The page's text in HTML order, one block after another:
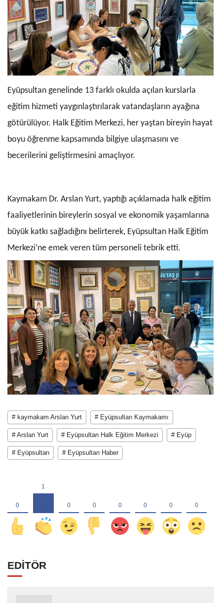
Eyüpsultan genelinde 13 farklı okulda açılan kurslarla
eğitim hizmeti yaygınlaştırılarak vatandaşların ayağına
götürülüyor. Halk Eğitim Merkezi, her yaştan bireyin hayat
boyu öğrenme kapsamında bilgiye ulaşmasını ve
becerilerini geliştirmesini amaçlıyor.
Kaymakam Dr. Arslan Yurt, yaptığı açıklamada halk eğitim
faaliyetlerinin bireylerin sosyal ve ekonomik yaşamlarına
büyük katkı sağladığını belirterek, Eyüpsultan Halk Eğitim
Merkezi’ne emek veren tüm personeli tebrik etti.
# kaymakam Arslan Yurt # Eyüpsultan Kaymakamı
# Arslan Yurt # Eyüpsultan Halk Eğitim Merkezi # Eyüp
# Eyüpsultan # Eyüpsultan Haber
EDİTÖR